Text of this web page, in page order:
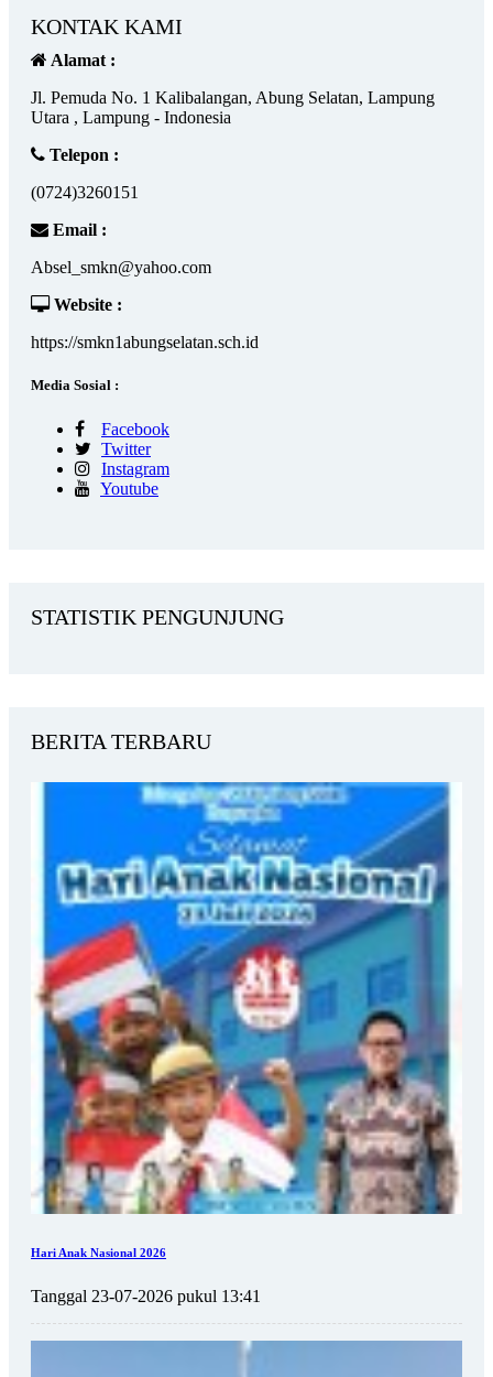
KONTAK KAMI
Alamat :
Jl. Pemuda No. 1 Kalibalangan, Abung Selatan, Lampung
Utara , Lampung - Indonesia
Telepon :
(0724)3260151
Email :
Absel_smkn@yahoo.com
Website :
https://smkn1abungselatan.sch.id
Media Sosial :
Facebook
Twitter
Instagram
Youtube
STATISTIK PENGUNJUNG
BERITA TERBARU
Hari Anak Nasional 2026
Tanggal 23-07-2026 pukul 13:41